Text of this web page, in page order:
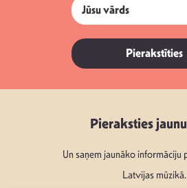
Pierakstīties
Pieraksties
Un saņem jaunāko informāciju
Latvijas mūzikā.